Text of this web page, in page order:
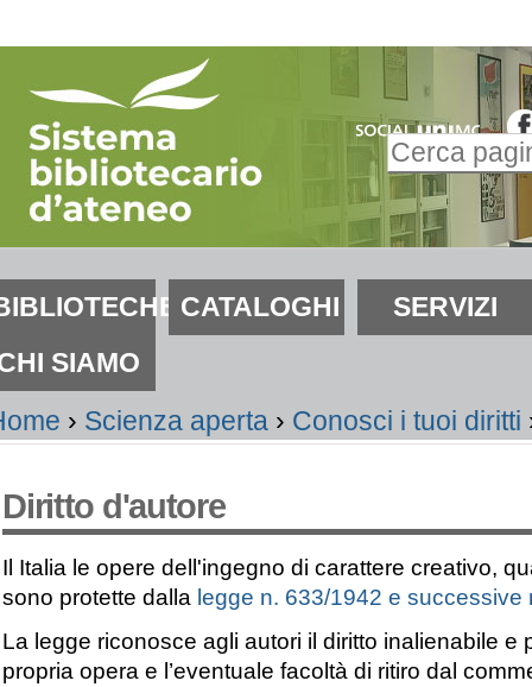
Inserire il
Ricerca
avanzata…
CATALOGHI
SERVIZI
SIAMO
› Scienza aperta › Conosci i tuoi diritti
Diritto d'autore
Il Italia le opere dell'ingegno di carattere creativo,
sono protette dalla legge n. 633/1942 e successive
La legge riconosce agli autori il diritto inalienabile e
propria opera e l’eventuale facoltà di ritiro dal